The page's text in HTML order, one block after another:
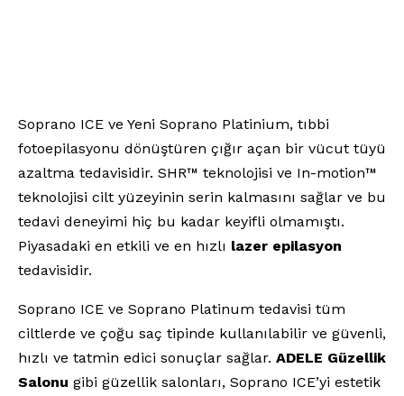
Soprano ICE ve Yeni Soprano Platinium, tıbbi
fotoepilasyonu dönüştüren çığır açan bir vücut tüyü
azaltma tedavisidir. SHR™ teknolojisi ve In-motion™
teknolojisi cilt yüzeyinin serin kalmasını sağlar ve bu
tedavi deneyimi hiç bu kadar keyifli olmamıştı.
Piyasadaki en etkili ve en hızlı lazer epilasyon
tedavisidir.
Soprano ICE ve Soprano Platinum tedavisi tüm
ciltlerde ve çoğu saç tipinde kullanılabilir ve güvenli,
hızlı ve tatmin edici sonuçlar sağlar. ADELE Güzellik
Salonu gibi güzellik salonları, Soprano ICE’yi estetik